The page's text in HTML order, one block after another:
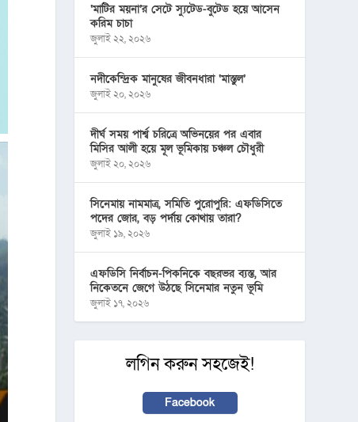
‘মাটির ময়না’র সেটে স্যুটেড-বুটেড হয়ে আসেন
করিম চাচা
জুলাই ২২, ২০২৬
নদীকেন্দ্রিক মানুষের জীবনধারা ‘মাস্তুল’
জুলাই ২০, ২০২৬
দীর্ঘ সময় পার্শ্ব চরিত্রে অভিনয়ের পর এবার
মিসির আলী হয়ে মূল ভূমিকায় চঞ্চল চৌধুরী
জুলাই ২০, ২০২৬
সিনেমায় নামমাত্র, সমিতি পুরোপুরি: এফডিসিতে
পদের জোর, বড় পর্দায় কোথায় তারা?
জুলাই ১৯, ২০২৬
এফডিসি নির্বাচন-পিকনিকে বছরভর ব্যস্ত, আর
নিকেতনে জেগে উঠছে সিনেমার নতুন ভূমি
জুলাই ১৭, ২০২৬
লগিন করুন সহজেই!
Facebook